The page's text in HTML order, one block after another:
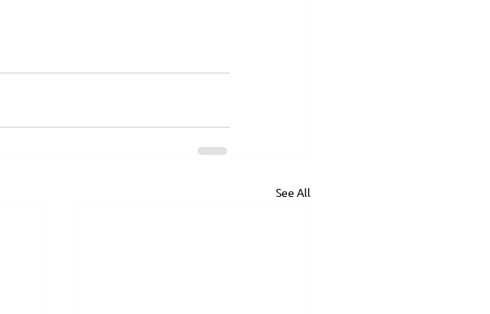
See All